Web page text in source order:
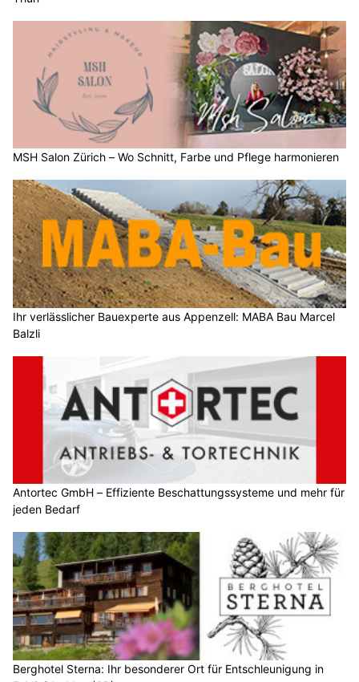
MSH Salon Zürich – Wo Schnitt, Farbe und Pflege harmonieren
Ihr verlässlicher Bauexperte aus Appenzell: MABA Bau Marcel
Balzli
Antortec GmbH – Effiziente Beschattungssysteme und mehr für
jeden Bedarf
Berghotel Sterna: Ihr besonderer Ort für Entschleunigung in